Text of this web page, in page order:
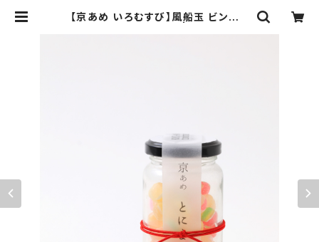
【京あめ いろむすび】風船玉 ビン入り